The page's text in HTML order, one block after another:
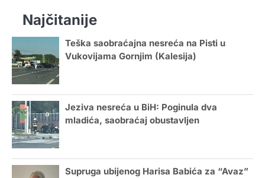
Najčitanije
Teška saobraćajna nesreća na Pisti u
Vukovijama Gornjim (Kalesija)
Jeziva nesreća u BiH: Poginula dva
mladića, saobraćaj obustavljen
Supruga ubijenog Harisa Babića za “Avaz”